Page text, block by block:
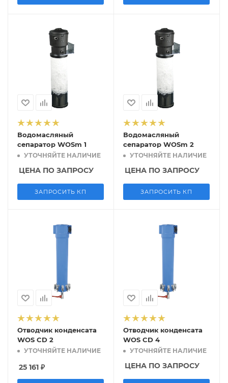
Водомасляный
сепаратор WOSm 1
УТОЧНЯЙТЕ НАЛИЧИЕ
ЦЕНА ПО ЗАПРОСУ
ЗАПРОСИТЬ КП
Водомасляный
сепаратор WOSm 2
УТОЧНЯЙТЕ НАЛИЧИЕ
ЦЕНА ПО ЗАПРОСУ
ЗАПРОСИТЬ КП
Отводчик конденсата
WOS CD 2
УТОЧНЯЙТЕ НАЛИЧИЕ
25 161 ₽
Отводчик конденсата
WOS CD 4
УТОЧНЯЙТЕ НАЛИЧИЕ
ЦЕНА ПО ЗАПРОСУ